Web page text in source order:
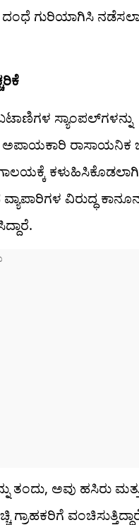
ದಂಧೆ ಗುರಿಯಾಗಿಸಿ
ಸ್ಯಾಂಪಲ್​ಗಳನ್ನು
ಅಪಾಯಕಾರಿ ರಾಸಾಯನಿಕ
ವಿರುದ್ಧ
ತಂದು, ಅವು ಹಸಿರು
ಗ್ರಾಹಕರಿಗೆ